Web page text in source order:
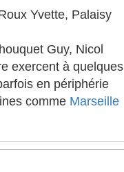
Yvette, Palaisy
Guy, Nicol
exercent à quelques
en périphérie
comme Marseille